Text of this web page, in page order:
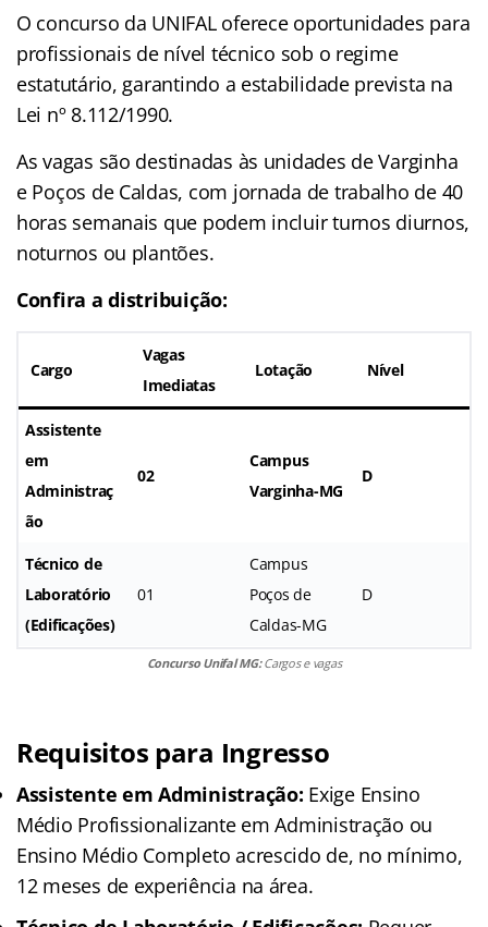
O concurso da UNIFAL oferece oportunidades para
profissionais de nível técnico sob o regime
estatutário, garantindo a estabilidade prevista na
Lei nº 8.112/1990.
As vagas são destinadas às unidades de Varginha
e Poços de Caldas, com jornada de trabalho de 40
horas semanais que podem incluir turnos diurnos,
noturnos ou plantões.
Confira a distribuição:
Cargo
Vagas
Imediatas
Lotação Nível
Assistente
em
Administraç
ão
02
Campus
Varginha-MG
D
Técnico de
Laboratório
(Edificações)
01
Campus
Poços de
Caldas-MG
D
Concurso Unifal MG:Cargos e vagas
Requisitos para Ingresso
Assistente em Administração: Exige Ensino
Médio Profissionalizante em Administração ou
Ensino Médio Completo acrescido de, no mínimo,
12 meses de experiência na área.